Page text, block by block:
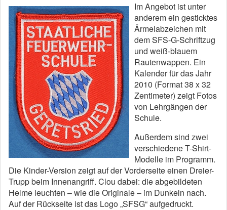
Im Angebot ist unter
anderem ein gesticktes
Ärmelabzeichen mit
dem SFS-G-Schriftzug
und weiß-blauem
Rautenwappen. Ein
Kalender für das Jahr
2010 (Format 38 x 32
Zentimeter) zeigt Fotos
von Lehrgängen der
Schule.
Außerdem sind zwei
verschiedene T-Shirt-
Modelle im Programm.
Die Kinder-Version zeigt auf der Vorderseite einen Dreier-
Trupp beim Innenangriff. Clou dabei: die abgebildeten
Helme leuchten – wie die Originale – im Dunkeln nach.
Auf der Rückseite ist das Logo „SFSG“ aufgedruckt.